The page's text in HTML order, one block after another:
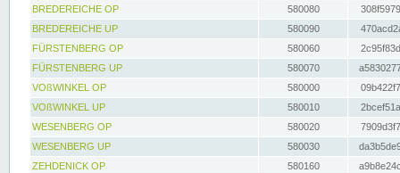
BREDEREICHE OP
580080
BREDEREICHE UP
580090
FÜRSTENBERG OP
580060
FÜRSTENBERG UP
580070
VOßWINKEL OP
580000
VOßWINKEL UP
580010
WESENBERG OP
580020
WESENBERG UP
580030
ZEHDENICK OP
580160